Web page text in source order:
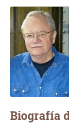
Biografía